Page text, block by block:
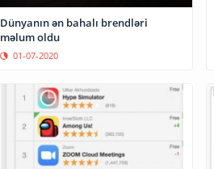
Dünyanın ən bahalı brendləri
məlum oldu
01-07-2020